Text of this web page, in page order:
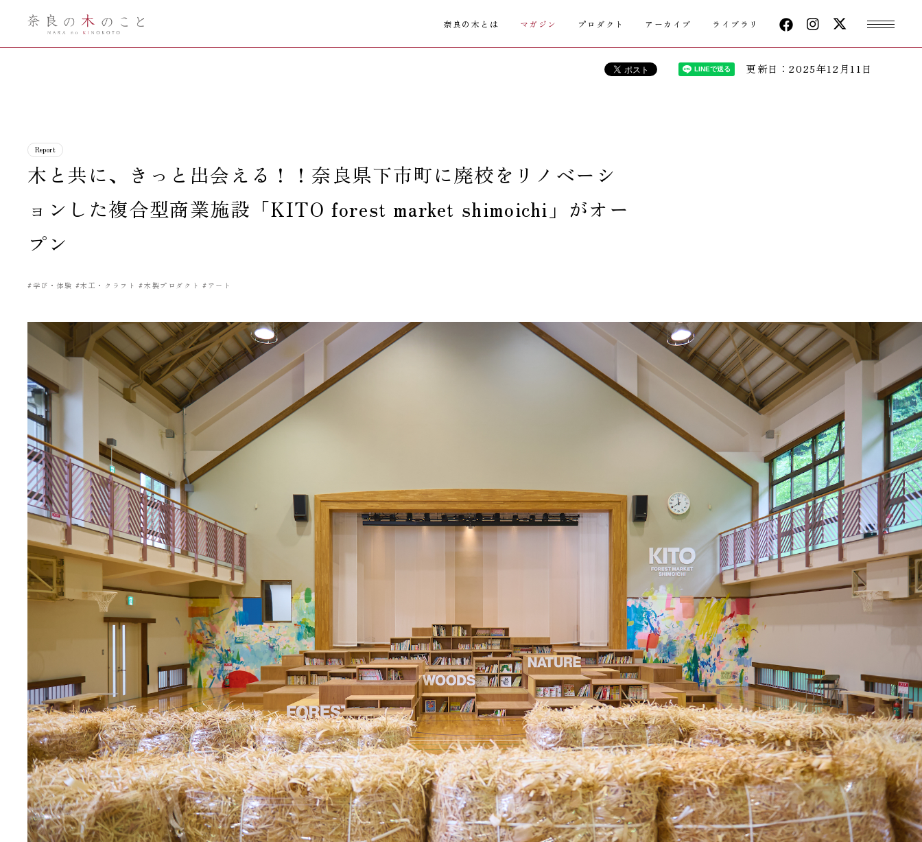
奈良の木のこ
奈良の木とは マガジン プロダクト アーカイブ ライブラリ
更新日：2025年12月11日
Report
木と共に、きっと出会える！！奈良県下市町に廃校をリノベーシ
ョンした複合型商業施設「KITO forest market shimoichi」がオー
プン
#学び・体験 #木工・クラフト #木製プロダクト #アート